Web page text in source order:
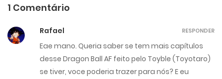
1 Comentário
Rafael
Eae mano. Queria saber se tem mais capítulos
desse Dragon Ball AF feito pelo Toyble (Toyotaro)
se tiver, voce poderia trazer para nós? E eu
RESPONDER